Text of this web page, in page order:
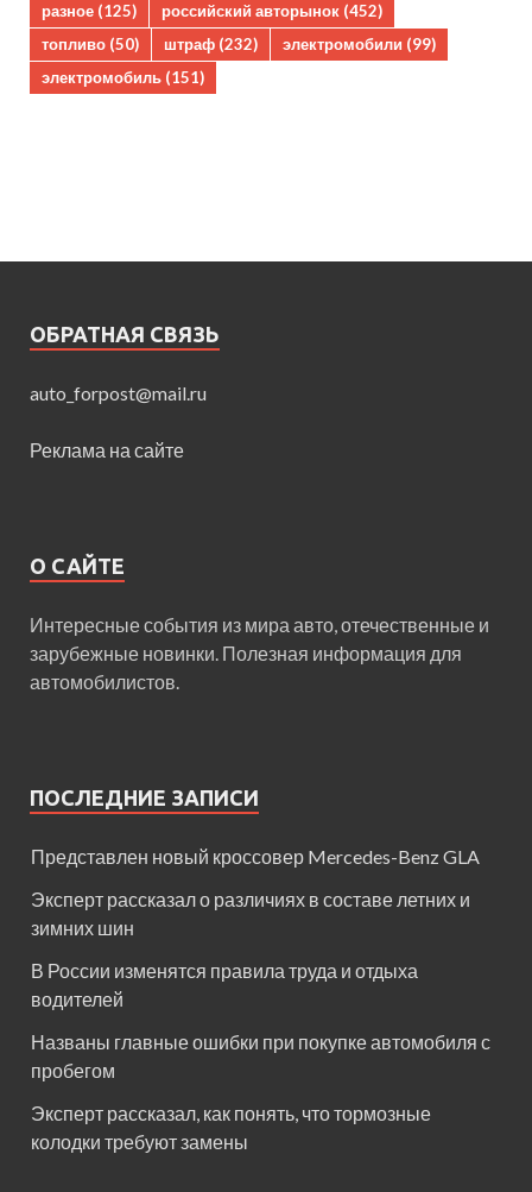
разное (125) российский авторынок (452)
топливо (50) штраф (232) электромобили (99)
электромобиль (151)
ОБРАТНАЯ СВЯЗЬ
auto_forpost@mail.ru
Реклама на сайте
О САЙТЕ
Интересные события из мира авто, отечественные и
зарубежные новинки. Полезная информация для
автомобилистов.
ПОСЛЕДНИЕ ЗАПИСИ
Представлен новый кроссовер Mercedes-Benz GLA
Эксперт рассказал о различиях в составе летних и
зимних шин
В России изменятся правила труда и отдыха
водителей
Названы главные ошибки при покупке автомобиля с
пробегом
Эксперт рассказал, как понять, что тормозные
колодки требуют замены